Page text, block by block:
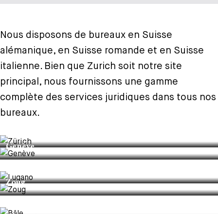
Publication
Interventions
Guide
Legal Insight
Carrières
Travailler chez nous
Vue d’ensemble
Avocates et avocats
Stagiaires de courte durée
Assistantes et assistants
Postes
Postes à pourvoir
Postuler
Foire aux questions
+
Votre carrière chez nous
Contact
Recherche
Nous disposons de bureaux en Suisse
alémanique, en Suisse romande et en Suisse
italienne. Bien que Zurich soit notre site
principal, nous fournissons une gamme
complète des services juridiques dans tous nos
bureaux.
Zürich
Genève
Lugano
Zoug
Bâle